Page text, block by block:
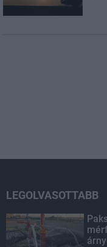
LEGOLVASOTTABB